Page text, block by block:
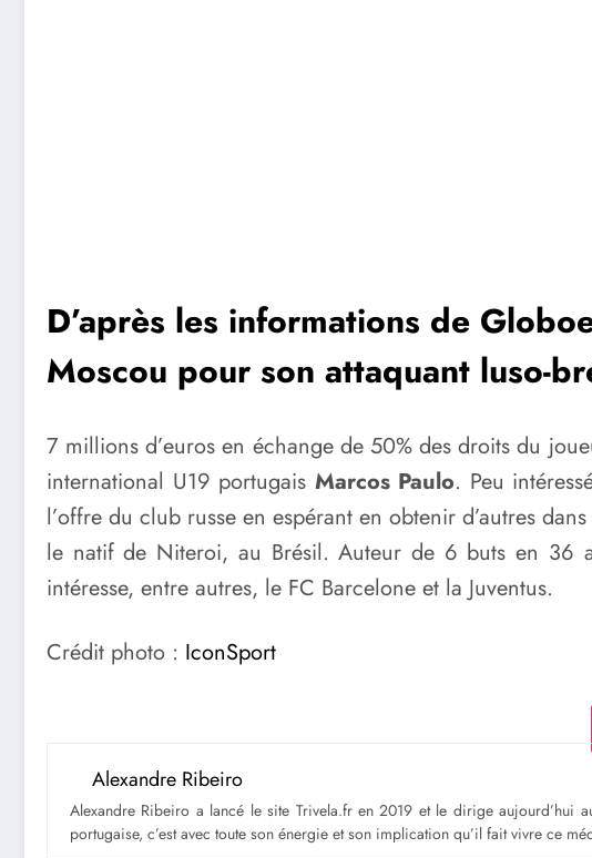
D’après les informations de
Moscou pour son attaquant luso-
7 millions d’euros en échange de 50% des droits du
international U19 portugais Marcos Paulo. Peu
l’offre du club russe en espérant en obtenir d’autres
le natif de Niteroi, au Brésil. Auteur de 6 buts en 36
intéresse, entre autres, le FC Barcelone et la Juventus.
Crédit photo : IconSport
Alexandre Ribeiro
Alexandre Ribeiro a lancé le site Trivela.fr en 2019 et le dirige aujourd’hui
portugaise, c’est avec toute son énergie et son implication qu’il fait vivre ce